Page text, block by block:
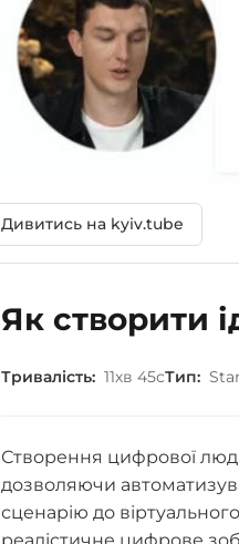
Дивитись на kyiv.tube
Як створити
Тривалість: 11хв 45сТип:
Створення цифрової
дозволяючи
сценарію до